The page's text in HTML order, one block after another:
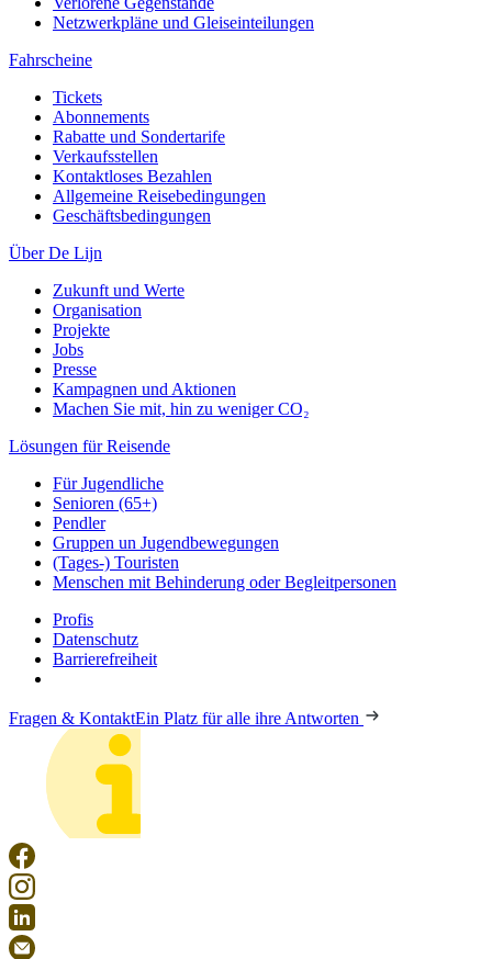
Netzwerkpläne und Gleiseinteilungen
Fahrscheine
Tickets
Abonnements
Rabatte und Sondertarife
Verkaufsstellen
Kontaktloses Bezahlen
Allgemeine Reisebedingungen
Geschäftsbedingungen
Über De Lijn
Zukunft und Werte
Organisation
Projekte
Jobs
Presse
Kampagnen und Aktionen
Machen Sie mit, hin zu weniger CO₂
Lösungen für Reisende
Für Jugendliche
Senioren (65+)
Pendler
Gruppen un Jugendbewegungen
(Tages-) Touristen
Menschen mit Behinderung oder Begleitpersonen
Profis
Datenschutz
Barrierefreiheit
Fragen & KontaktEin Platz für alle ihre Antworten